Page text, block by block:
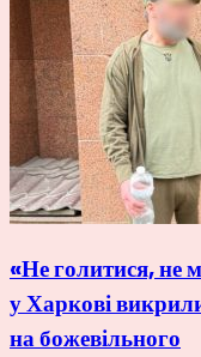
«Не голитися, не
у Харкові
на божевільного